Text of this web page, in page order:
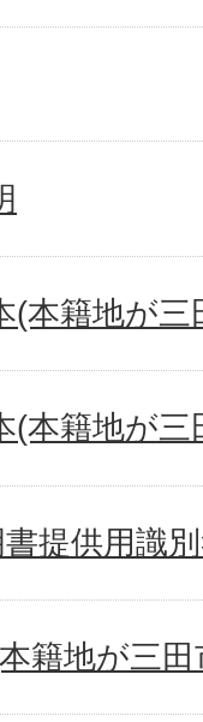
(本籍地が三
(本籍地が三
提供用識
籍地が三田